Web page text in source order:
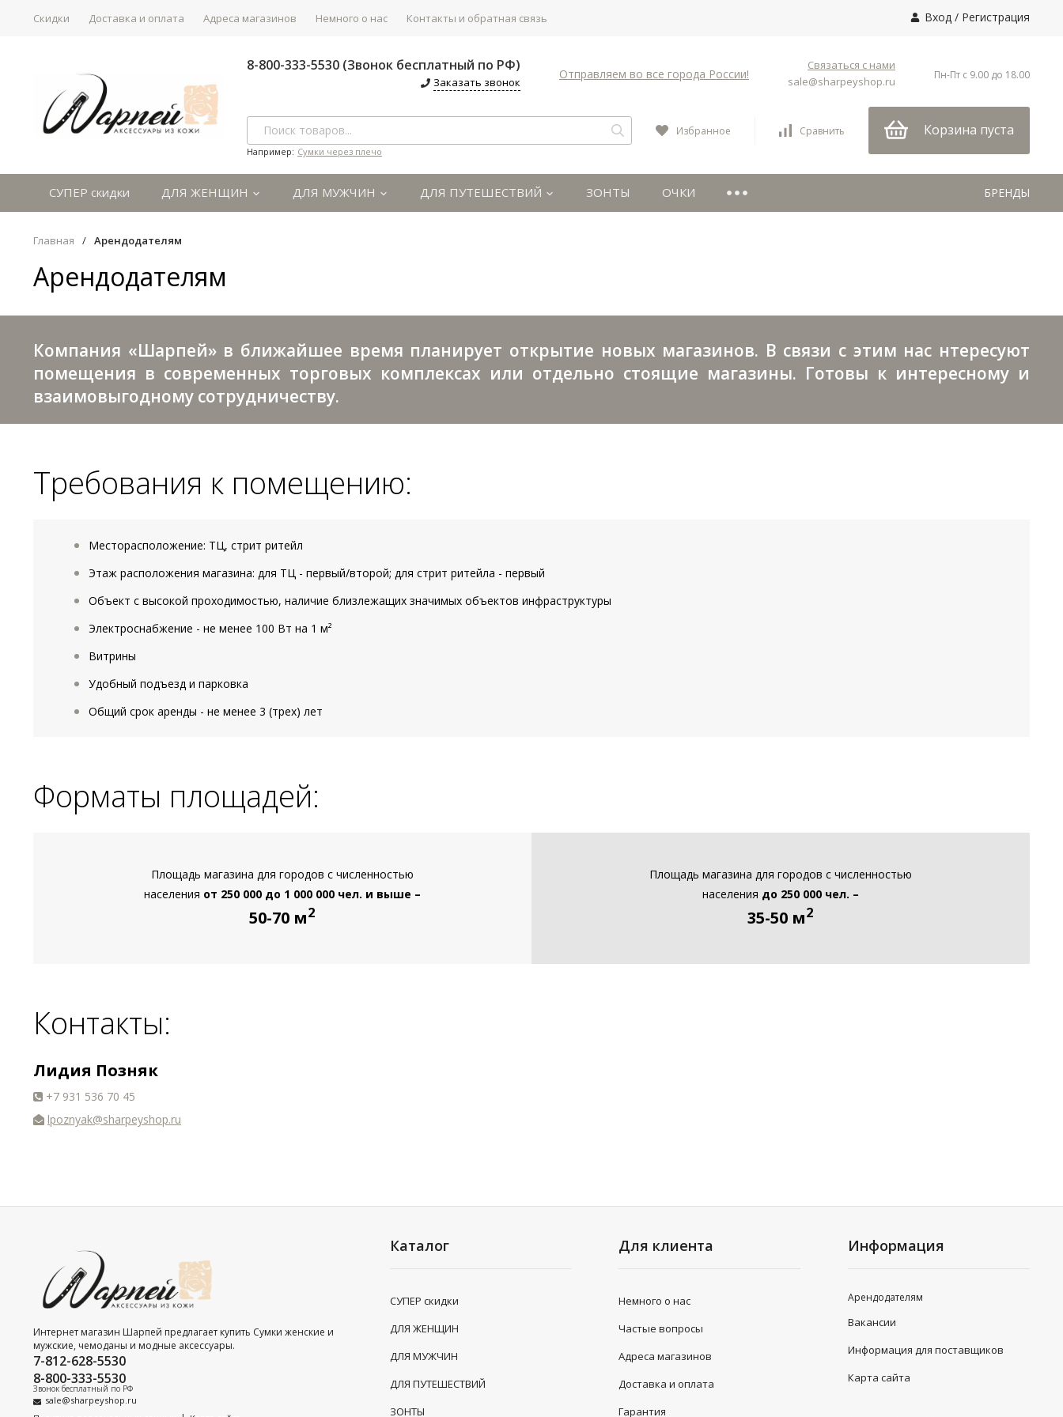
Скидки Доставка и оплата Адреса магазинов Немного о нас Контакты и обратная связь Вход / Регистрация
8-800-333-5530 (Звонок бесплатный по РФ)
Заказать звонок
Отправляем во все города России!
Связаться с нами
sale@sharpeyshop.ru
Пн-Пт с 9.00 до 18.00
Например: Сумки через плечо
Избранное Сравнить Корзина пуста
СУПЕР скидки ДЛЯ ЖЕНЩИН ДЛЯ МУЖЧИН ДЛЯ ПУТЕШЕСТВИЙ ЗОНТЫ ОЧКИ БРЕНДЫ
Главная / Арендодателям
Арендодателям
Компания «Шарпей» в ближайшее время планирует открытие новых магазинов. В связи с этим нас нтересуют
помещения в современных торговых комплексах или отдельно стоящие магазины. Готовы к интересному и
взаимовыгодному сотрудничеству.
Требования к помещению:
Месторасположение: ТЦ, стрит ритейл
Этаж расположения магазина: для ТЦ - первый/второй; для стрит ритейла - первый
Объект с высокой проходимостью, наличие близлежащих значимых объектов инфраструктуры
Электроснабжение - не менее 100 Вт на 1 м²
Витрины
Удобный подъезд и парковка
Общий срок аренды - не менее 3 (трех) лет
Форматы площадей:
Площадь магазина для городов с численностью
населения от 250 000 до 1 000 000 чел. и выше –
50-70 м2
Площадь магазина для городов с численностью
населения до 250 000 чел. –
35-50 м2
Контакты:
Лидия Позняк
+7 931 536 70 45
lpoznyak@sharpeyshop.ru
Интернет магазин Шарпей предлагает купить Сумки женские и
мужские, чемоданы и модные аксессуары.
7-812-628-5530
8-800-333-5530
Звонок бесплатный по РФ
sale@sharpeyshop.ru
Каталог
СУПЕР скидки
ДЛЯ ЖЕНЩИН
ДЛЯ МУЖЧИН
ДЛЯ ПУТЕШЕСТВИЙ
ЗОНТЫ
Для клиента
Немного о нас
Частые вопросы
Адреса магазинов
Доставка и оплата
Гарантия
Информация
Арендодателям
Вакансии
Информация для поставщиков
Карта сайта